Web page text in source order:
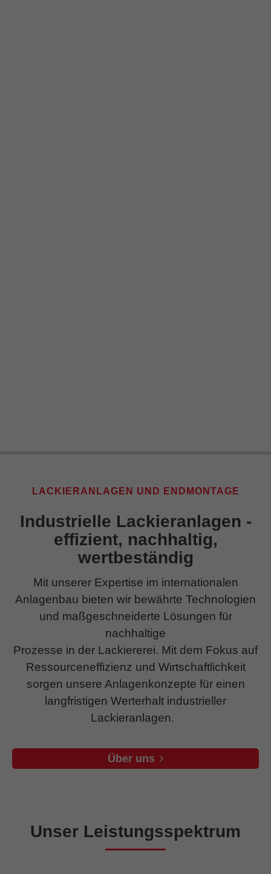
LACKIERANLAGEN UND ENDMONTAGE
Industrielle Lackieranlagen -
effizient, nachhaltig,
wertbeständig
Mit unserer Expertise im internationalen
Anlagenbau bieten wir bewährte Technologien
und maßgeschneiderte Lösungen für
nachhaltige
Prozesse in der Lackiererei. Mit dem Fokus auf
Ressourceneffizienz und Wirtschaftlichkeit
sorgen unsere Anlagenkonzepte für einen
langfristigen Werterhalt industrieller
Lackieranlagen.
Über uns
Unser Leistungsspektrum